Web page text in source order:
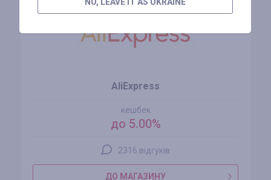
AliExpress
кешбек
до 5.00%
2316 відгуків
ДО МАГАЗИНУ